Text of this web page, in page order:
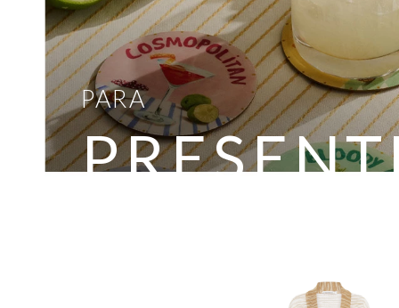
PARA